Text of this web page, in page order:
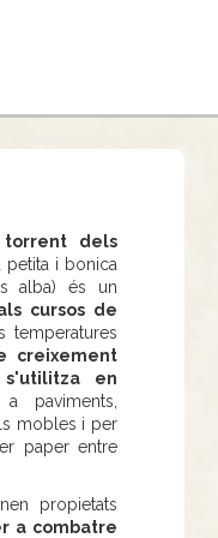
torrent dels
i bonica
alba) és un
cursos de
temperatures
creixement
en
paviments,
mobles i per
paper entre
propietats
a combatre